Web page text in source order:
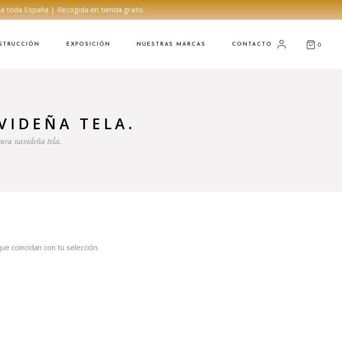
toda España | Recogida en tienda gratis
EXPOSICIÓN NUESTRAS MARCAS CONTACTO 0
TELA.
navideña tela.
coincidan con tu selección.